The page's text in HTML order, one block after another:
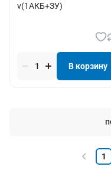
v(1АКБ+ЗУ)
В корзину
1